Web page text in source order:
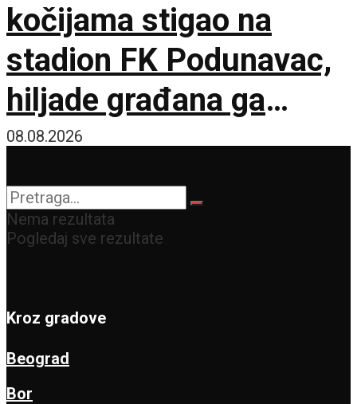
kočijama stigao na
stadion FK Podunavac,
hiljade građana ga
dočekale sa zastavama
i transparentima
08.08.2026
Nema rezultata
Pogledaj sve rezultate
Kroz gradove
Beograd
Bor